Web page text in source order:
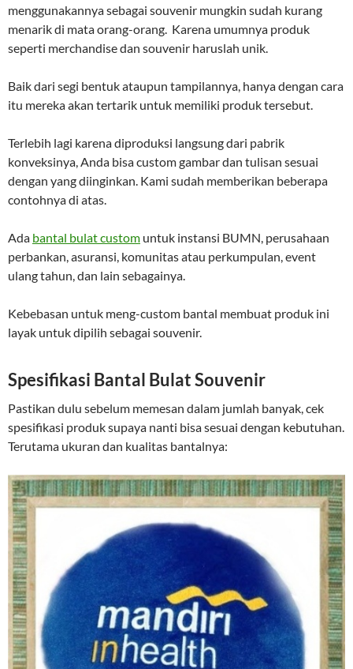
menggunakannya sebagai souvenir mungkin sudah kurang
menarik di mata orang-orang. Karena umumnya produk
seperti merchandise dan souvenir haruslah unik.
Baik dari segi bentuk ataupun tampilannya, hanya dengan cara
itu mereka akan tertarik untuk memiliki produk tersebut.
Terlebih lagi karena diproduksi langsung dari pabrik
konveksinya, Anda bisa custom gambar dan tulisan sesuai
dengan yang diinginkan. Kami sudah memberikan beberapa
contohnya di atas.
Ada bantal bulat custom untuk instansi BUMN, perusahaan
perbankan, asuransi, komunitas atau perkumpulan, event
ulang tahun, dan lain sebagainya.
Kebebasan untuk meng-custom bantal membuat produk ini
layak untuk dipilih sebagai souvenir.
Spesifikasi Bantal Bulat Souvenir
Pastikan dulu sebelum memesan dalam jumlah banyak, cek
spesifikasi produk supaya nanti bisa sesuai dengan kebutuhan.
Terutama ukuran dan kualitas bantalnya: